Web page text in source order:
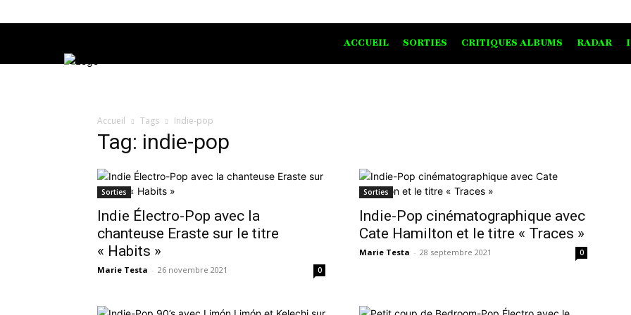
ACCUEIL SORTIES CRITIQUES ALBUMS RADAR
Accueil Tags Indie-pop
Tag: indie-pop
Sorties
Indie Électro-Pop avec la
chanteuse Eraste sur le titre
« Habits »
Marie Testa - 26 novembre 2021 0
Sorties
Indie-Pop cinématographique avec
Cate Hamilton et le titre « Traces »
Marie Testa - 28 septembre 2021 0